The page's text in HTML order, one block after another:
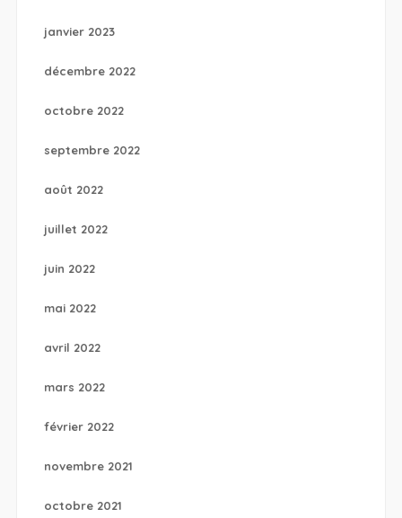
janvier 2023
décembre 2022
octobre 2022
septembre 2022
août 2022
juillet 2022
juin 2022
mai 2022
avril 2022
mars 2022
février 2022
novembre 2021
octobre 2021